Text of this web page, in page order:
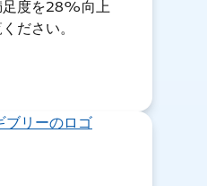
足度を28%向上
ださい。